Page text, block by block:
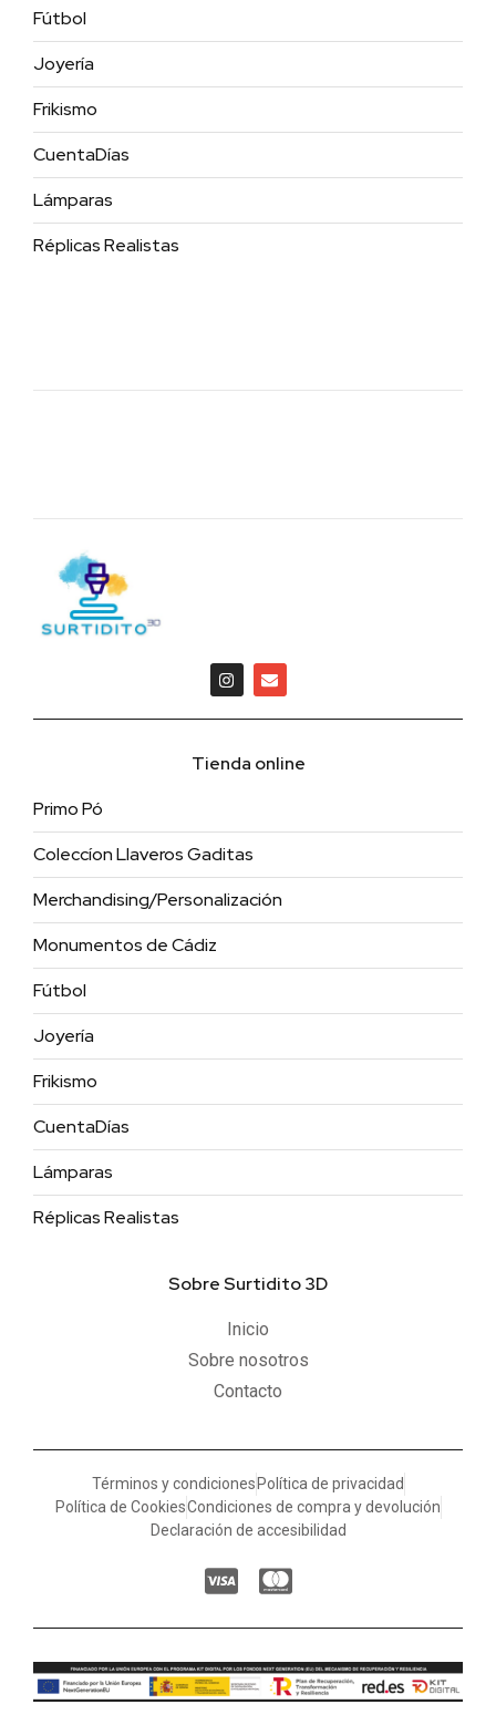
Fútbol
Joyería
Frikismo
CuentaDías
Lámparas
Réplicas Realistas
Tienda online
Primo Pó
Coleccíon Llaveros Gaditas
Merchandising/Personalización
Monumentos de Cádiz
Fútbol
Joyería
Frikismo
CuentaDías
Lámparas
Réplicas Realistas
Sobre Surtidito 3D
Inicio
Sobre nosotros
Contacto
Términos y condiciones Política de privacidad
Política de CookiesCondiciones de compra y devolución
Declaración de accesibilidad